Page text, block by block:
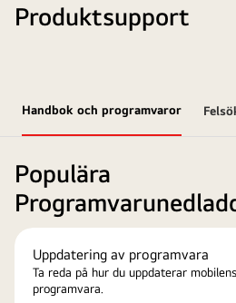
Produktsupport
Handbok och programvaror
Populära
Uppdatering av programvara
Ta reda på hur du uppdaterar mobilens
programvara.